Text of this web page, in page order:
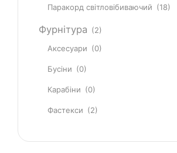
Паракорд світловібиваючий (18)
Фурнітура (2)
Аксесуари (0)
Бусіни (0)
Карабіни (0)
Фастекси (2)